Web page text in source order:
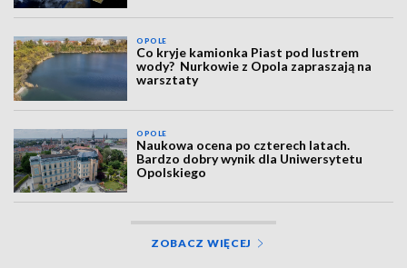
OPOLE
Co kryje kamionka Piast pod lustrem
wody? Nurkowie z Opola zapraszają na
warsztaty
OPOLE
Naukowa ocena po czterech latach.
Bardzo dobry wynik dla Uniwersytetu
Opolskiego
ZOBACZ WIĘCEJ